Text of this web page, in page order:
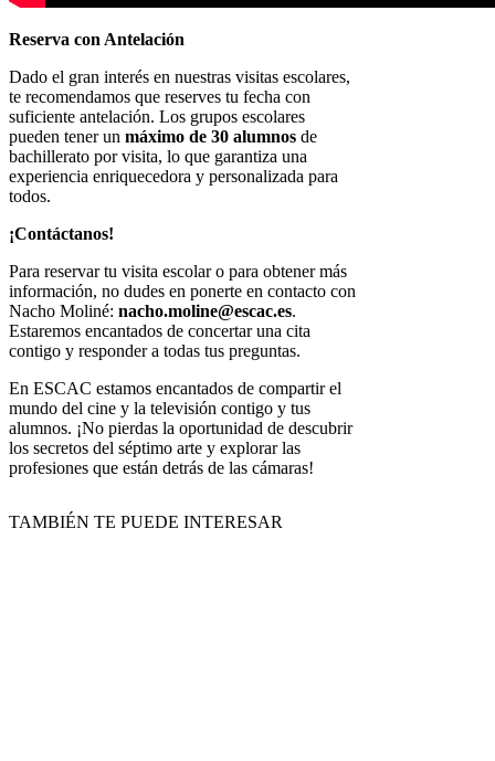
Reserva con Antelación
Dado el gran interés en nuestras visitas escolares,
te recomendamos que reserves tu fecha con
suficiente antelación. Los grupos escolares
pueden tener un máximo de 30 alumnos de
bachillerato por visita, lo que garantiza una
experiencia enriquecedora y personalizada para
todos.
¡Contáctanos!
Para reservar tu visita escolar o para obtener más
información, no dudes en ponerte en contacto con
Nacho Moliné: nacho.moline@escac.es.
Estaremos encantados de concertar una cita
contigo y responder a todas tus preguntas.
En ESCAC estamos encantados de compartir el
mundo del cine y la televisión contigo y tus
alumnos. ¡No pierdas la oportunidad de descubrir
los secretos del séptimo arte y explorar las
profesiones que están detrás de las cámaras!
TAMBIÉN TE PUEDE INTERESAR